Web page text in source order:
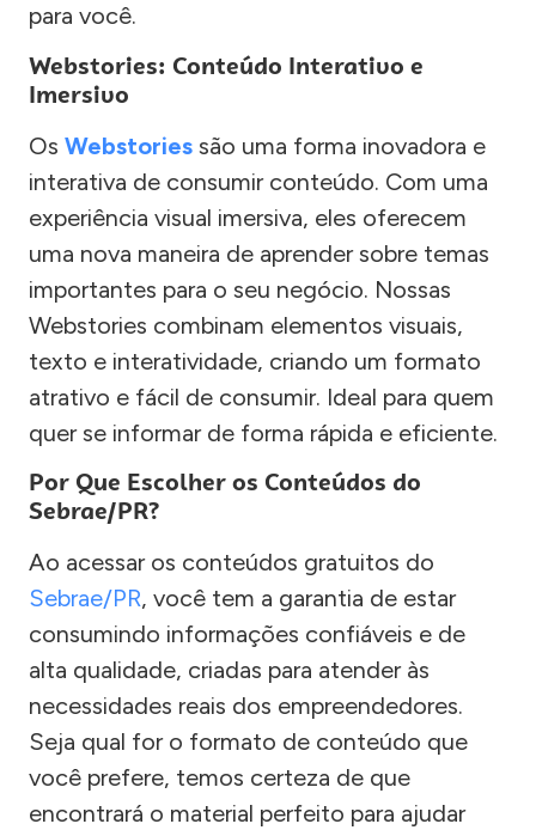
para você.
Webstories: Conteúdo Interativo e
Imersivo
Os Webstories são uma forma inovadora e
interativa de consumir conteúdo. Com uma
experiência visual imersiva, eles oferecem
uma nova maneira de aprender sobre temas
importantes para o seu negócio. Nossas
Webstories combinam elementos visuais,
texto e interatividade, criando um formato
atrativo e fácil de consumir. Ideal para quem
quer se informar de forma rápida e eficiente.
Por Que Escolher os Conteúdos do
Sebrae/PR?
Ao acessar os conteúdos gratuitos do
Sebrae/PR, você tem a garantia de estar
consumindo informações confiáveis e de
alta qualidade, criadas para atender às
necessidades reais dos empreendedores.
Seja qual for o formato de conteúdo que
você prefere, temos certeza de que
encontrará o material perfeito para ajudar